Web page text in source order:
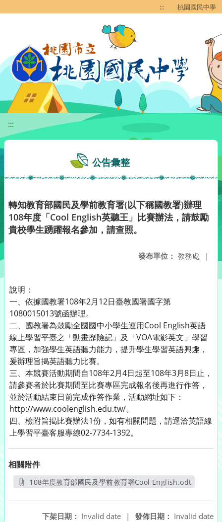
::: 桃園國民中學
:::
公告彙整
轉知教育部國民及學前教育署(以下稱國教署)辦理
108年度「Cool English英聽王」比賽辦法，請鼓勵
貴校學生踴躍報名參加，請查照。
發布單位： 教務處 |
說明：
一、依據國教署108年2月12日臺教國署國字第
1080015013號函辦理。
二、國教署為鼓勵全國國中小學生運用Cool English英語
線上學習平臺之「動畫歷險記」及「VOA電影英文」學習
專區，加強學生英語聽力能力，提升學生學習英語興趣，
爰辦理旨揭英語聽力比賽。
三、本競賽活動期間自108年2月4日起至108年3月8日止，
請參賽者於比賽期間至比賽專區完成報名後再進行作答，
並於活動結束日前完成作答作業，活動網址如下：
http://www.coolenglish.edu.tw/。
四、檢附旨揭比賽辦法1份，如有相關問題，請逕洽英語線
上學習平臺客服專線02-7734-1392。
相關附件
108年度教育部國民及學前教育署Cool English.odt
發佈日期： Invalid date
下架日期： Invalid date
|